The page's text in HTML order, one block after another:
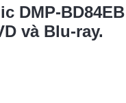
DMP-
và Blu-ray.